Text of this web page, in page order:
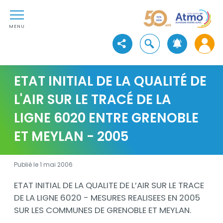
Aller au premier menu de navigation
Aller à la recherche
MENU
Atmo Auvergne-Rhône-
Voir les réseaux sociaux
Ouvrir la recherche
ETAT INITIAL DE LA QUALITÉ DE
L'AIR SUR LE TRACÉ DE LA
LIGNE 6020 ENTRE GRENOBLE
ET MEYLAN - 2005
Publié le 1 mai 2006
Description
ETAT INITIAL DE LA QUALITE DE L’AIR SUR LE TRACE
DE LA LIGNE 6020 - MESURES REALISEES EN 2005
SUR LES COMMUNES DE GRENOBLE ET MEYLAN.